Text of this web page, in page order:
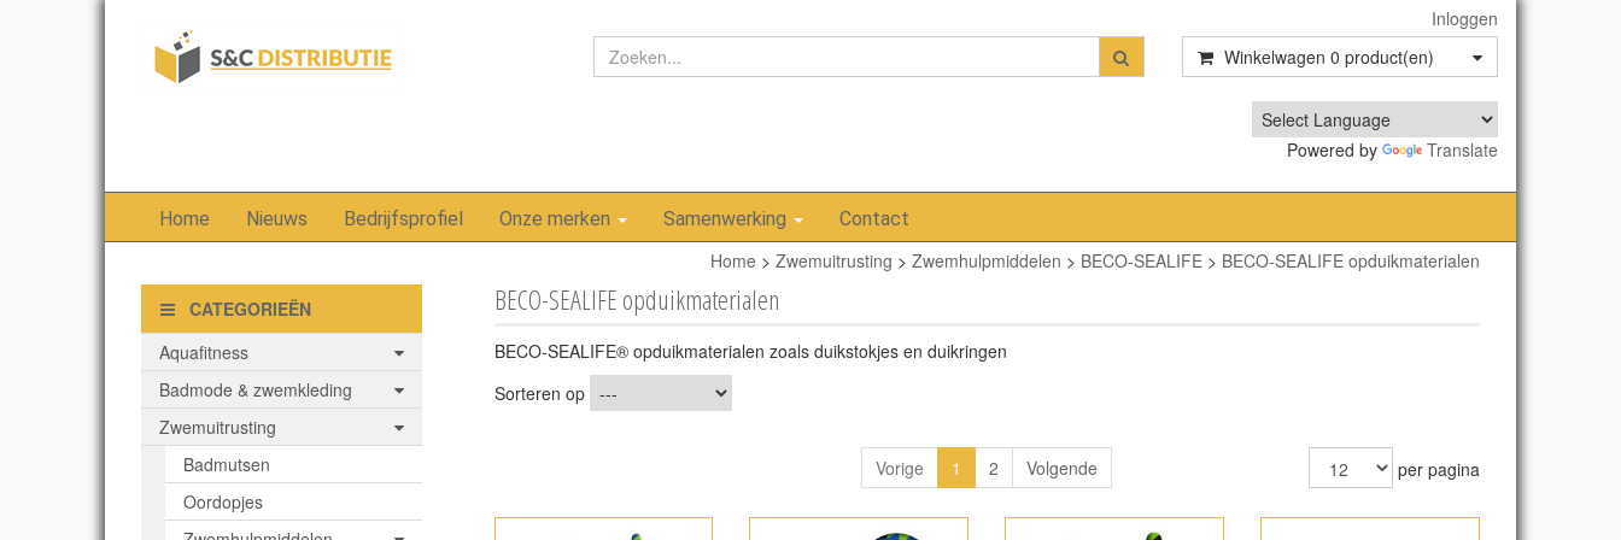
Inloggen
Winkelwagen 0 product(en)
Powered by Translate
Home Nieuws Bedrijfsprofiel Onze merken Samenwerking Contact
Home > Zwemuitrusting > Zwemhulpmiddelen > BECO-SEALIFE > BECO-SEALIFE opduikmaterialen
CATEGORIEËN
Aquafitness
Badmode & zwemkleding
Zwemuitrusting
Badmutsen
Oordopjes
BECO-SEALIFE opduikmaterialen
BECO-SEALIFE® opduikmaterialen zoals duikstokjes en duikringen
Sorteren op
Vorige 1 2 Volgende per pagina